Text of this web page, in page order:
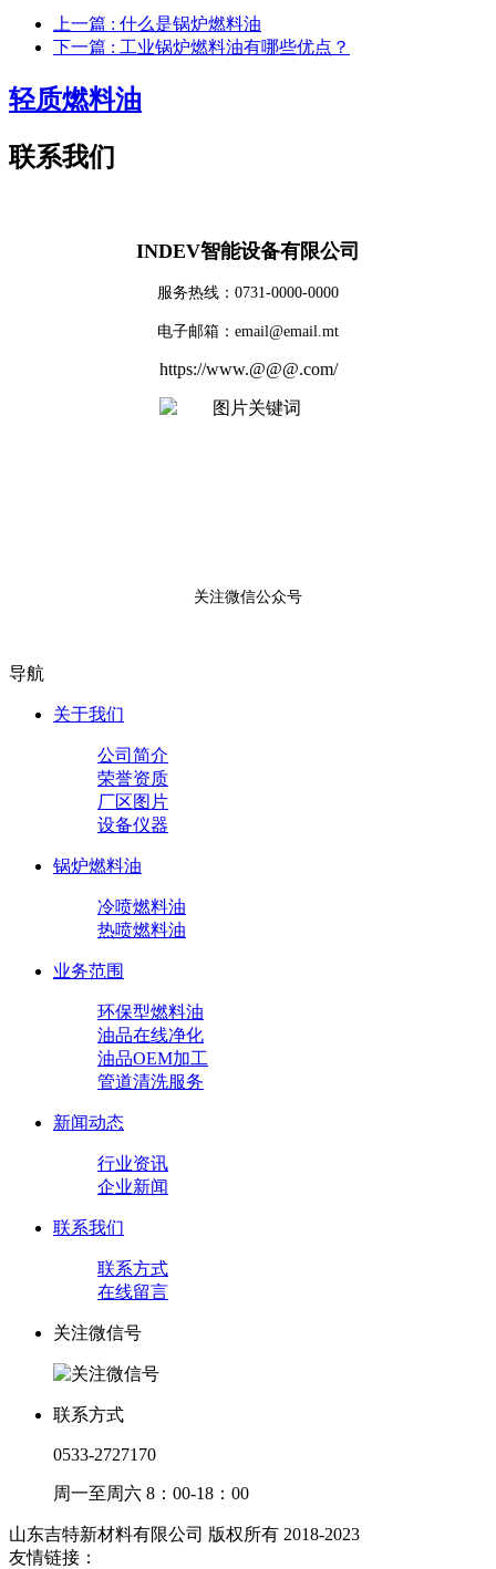
上一篇 : 什么是锅炉燃料油
下一篇 : 工业锅炉燃料油有哪些优点？
轻质燃料油
联系我们
INDEV智能设备有限公司
服务热线：0731-0000-0000
电子邮箱：email@email.mt
https://www.@@@.com/
关注微信公众号
导航
关于我们
公司简介
荣誉资质
厂区图片
设备仪器
锅炉燃料油
冷喷燃料油
热喷燃料油
业务范围
环保型燃料油
油品在线净化
油品OEM加工
管道清洗服务
新闻动态
行业资讯
企业新闻
联系我们
联系方式
在线留言
关注微信号
联系方式
0533-2727170
周一至周六 8：00-18：00
山东吉特新材料有限公司 版权所有 2018-2023
友情链接：